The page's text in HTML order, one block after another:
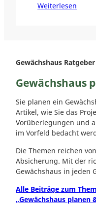
Weiterlesen
Gewächshaus Ratgeber
Gewächshaus
Sie planen ein
Artikel, wie Sie das
Vorüberlegungen und
im Vorfeld bedacht
Die Themen reichen
Absicherung. Mit der
Gewächshaus in jeden
Alle Beiträge zum
„Gewächshaus planen